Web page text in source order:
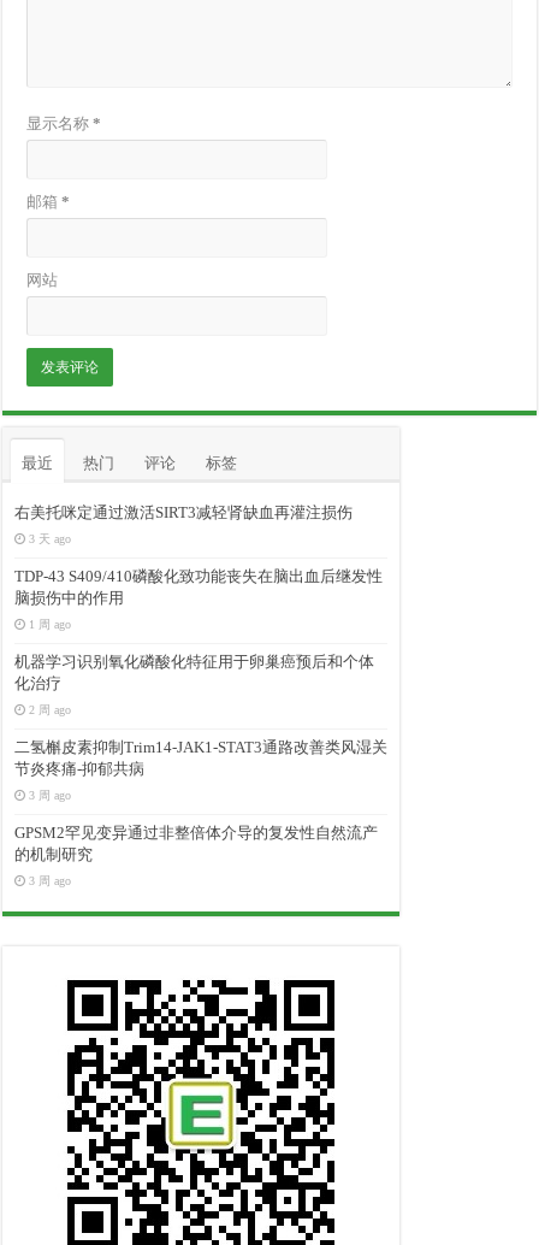
显示名称*
邮箱*
网站
最近 热门 评论 标签
右美托咪定通过激活SIRT3减轻肾缺血再灌注损伤
3 天 ago
TDP-43 S409/410磷酸化致功能丧失在脑出血后继发性
脑损伤中的作用
1 周 ago
机器学习识别氧化磷酸化特征用于卵巢癌预后和个体
化治疗
2 周 ago
二氢槲皮素抑制Trim14-JAK1-STAT3通路改善类风湿关
节炎疼痛-抑郁共病
3 周 ago
GPSM2罕见变异通过非整倍体介导的复发性自然流产
的机制研究
3 周 ago